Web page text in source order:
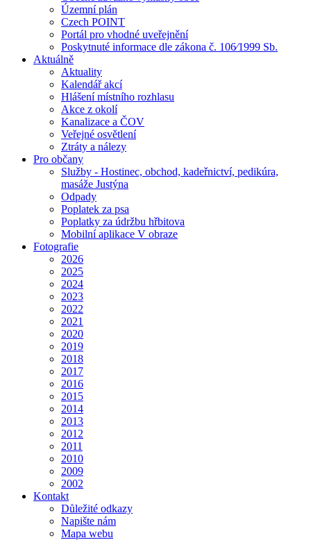
Územní plán
Czech POINT
Portál pro vhodné uveřejnění
Poskytnuté informace dle zákona č. 106⁄1999 Sb.
Aktuálně
Aktuality
Kalendář akcí
Hlášení místního rozhlasu
Akce z okolí
Kanalizace a ČOV
Veřejné osvětlení
Ztráty a nálezy
Pro občany
Služby - Hostinec, obchod, kadeřnictví, pedikúra,
masáže Justýna
Odpady
Poplatek za psa
Poplatky za údržbu hřbitova
Mobilní aplikace V obraze
Fotografie
2026
2025
2024
2023
2022
2021
2020
2019
2018
2017
2016
2015
2014
2013
2012
2011
2010
2009
2002
Kontakt
Důležité odkazy
Napište nám
Mapa webu